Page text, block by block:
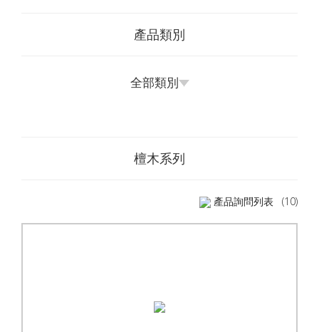
產品類別
全部類別
檀木系列
產品詢問列表 (10)